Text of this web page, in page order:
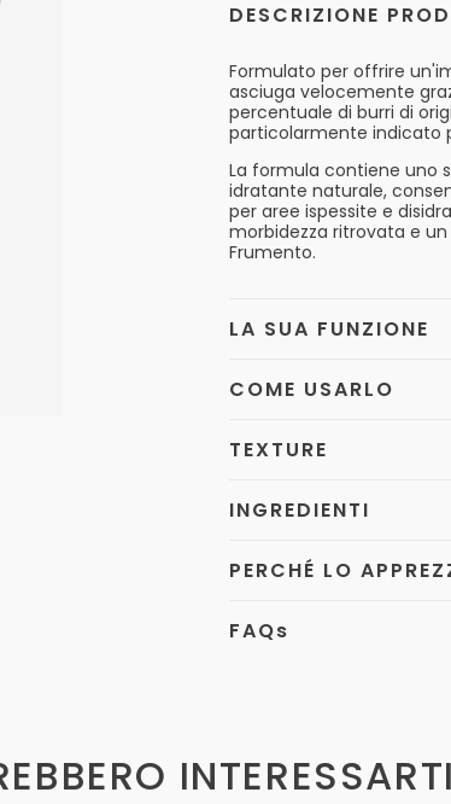
DESCRIZIONE
Formulato per offrire
asciuga velocemente
percentuale di burri di
particolarmente indicato
La formula contiene uno
idratante naturale,
per aree ispessite e
morbidezza ritrovata e
Frumento.
LA SUA FUNZIONE
COME USARLO
TEXTURE
INGREDIENTI
PERCHÉ LO
FAQs
INTERESSARTI